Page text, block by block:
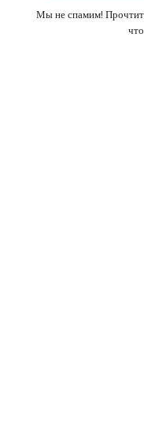
Мы не спамим!